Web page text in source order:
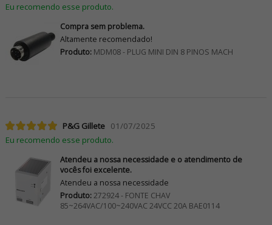
Eu recomendo esse produto.
Compra sem problema.
Altamente recomendado!
Produto:MDM08 - PLUG MINI DIN 8 PINOS MACH
P&G Gillete 01/07/2025
Eu recomendo esse produto.
Atendeu a nossa necessidade e o atendimento de
vocês foi excelente.
Atendeu a nossa necessidade
Produto:272924 - FONTE CHAV
85~264VAC/100~240VAC 24VCC 20A BAE0114